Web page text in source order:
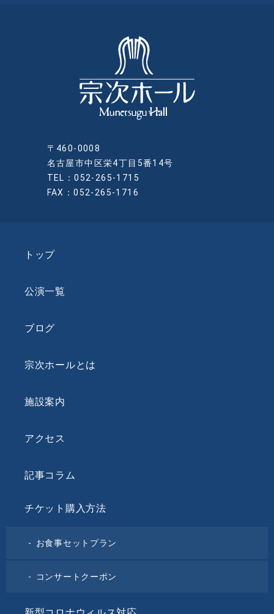
〒460-0008
名古屋市中区栄4丁目5番14号
TEL：052-265-1715
FAX：052-265-1716
トップ
公演一覧
ブログ
宗次ホールとは
施設案内
アクセス
記事コラム
チケット購入方法
お食事セットプラン
コンサートクーポン